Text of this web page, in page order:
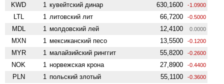
KWD 1 кувейтский динар 630,1600 -1.0900
LTL 1 литовский лит 66,7200 -0.5000
MDL 1 молдовский лей 12,4100 0.0000
MXN 1 мексиканский песо 13,5500 -0.1200
MYR 1 малайзийский ринггит 55,8200 -0.2600
NOK 1 норвежская крона 27,8900 -0.4400
PLN 1 польский злотый 55,1100 -0.3600